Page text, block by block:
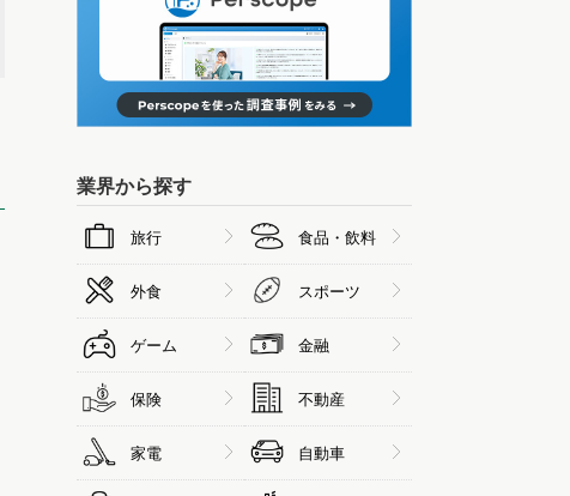
業界から探す
旅行 食品・飲料
外食 スポーツ
ゲーム 金融
保険 不動産
家電 自動車